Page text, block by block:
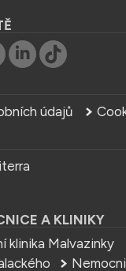
údajů
A KLINIKY
klinika Malvazinky